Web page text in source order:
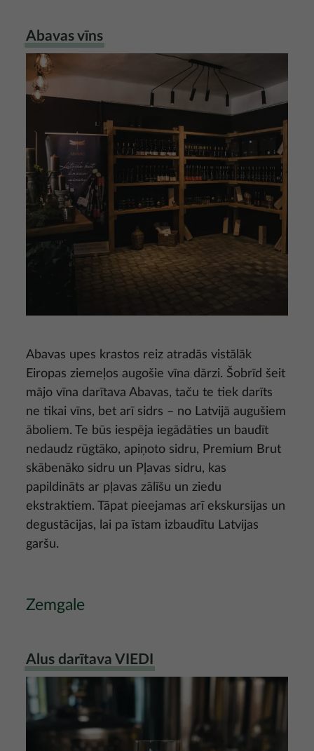
Abavas vīns
Attēls
Abavas upes krastos reiz atradās vistālāk
Eiropas ziemeļos augošie vīna dārzi. Šobrīd šeit
mājo vīna darītava Abavas, taču te tiek darīts
ne tikai vīns, bet arī sidrs – no Latvijā augušiem
āboliem. Te būs iespēja iegādāties un baudīt
nedaudz rūgtāko, apiņoto sidru, Premium Brut
skābenāko sidru un Pļavas sidru, kas
papildināts ar pļavas zālīšu un ziedu
ekstraktiem. Tāpat pieejamas arī ekskursijas un
degustācijas, lai pa īstam izbaudītu Latvijas
garšu.
Zemgale
Alus darītava VIEDI
Attēls